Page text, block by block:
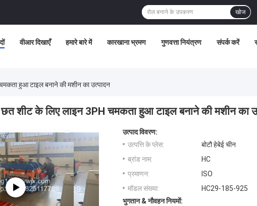
खोज
वीआर दिखाएँ हमारे बारे में कारखाना भ्रमण गुणवत्ता नियंत्रण संपर्क करें
हुआ टाइल बनाने की मशीन का उत्पादन
शीट के लिए लाइन 3PH चमकता हुआ टाइल बनाने की मशीन का
उत्पाद विवरण:
उत्पत्ति के प्लेस:
बोटौ हेबेई चीन
ब्रांड नाम:
HC
प्रमाणन:
ISO
मॉडल संख्या:
HC29-185-925
भुगतान & नौवहन नियमों: